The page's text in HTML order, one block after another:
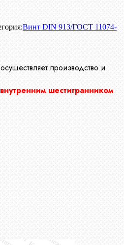
Винт DIN 913/ГОСТ 11074-
производство и
шестигранником